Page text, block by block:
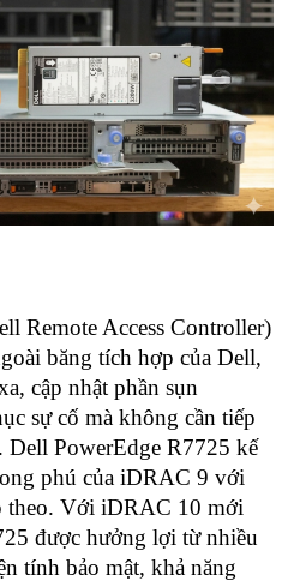
Remote Access Controller)
băng tích hợp của Dell,
cập nhật phần sụn
sự cố mà không cần tiếp
Dell PowerEdge R7725 kế
phú của iDRAC 9 với
theo. Với iDRAC 10 mới
được hưởng lợi từ nhiều
tính bảo mật, khả năng